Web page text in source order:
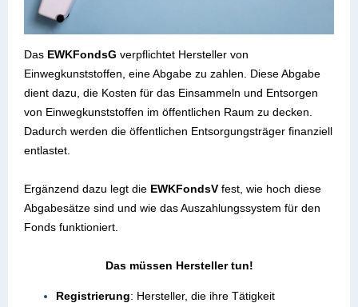
Das EWKFondsG verpflichtet Hersteller von
Einwegkunststoffen, eine Abgabe zu zahlen. Diese Abgabe
dient dazu, die Kosten für das Einsammeln und Entsorgen
von Einwegkunststoffen im öffentlichen Raum zu decken.
Dadurch werden die öffentlichen Entsorgungsträger finanziell
entlastet.
Ergänzend dazu legt die EWKFondsV fest, wie hoch diese
Abgabesätze sind und wie das Auszahlungssystem für den
Fonds funktioniert.
Das müssen Hersteller tun!
Registrierung: Hersteller, die ihre Tätigkeit